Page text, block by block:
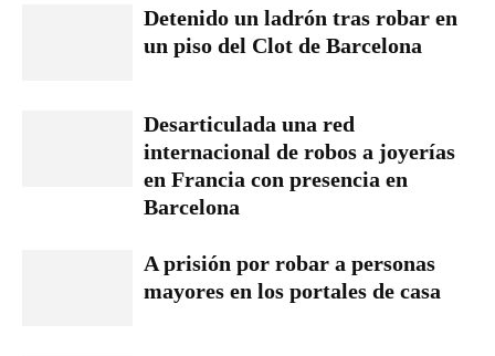
Detenido un ladrón tras robar en
un piso del Clot de Barcelona
Desarticulada una red
internacional de robos a joyerías
en Francia con presencia en
Barcelona
A prisión por robar a personas
mayores en los portales de casa